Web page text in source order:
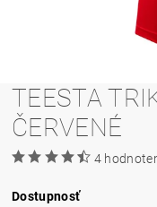
TEESTA
ČERVENÉ
4
Dostupnosť